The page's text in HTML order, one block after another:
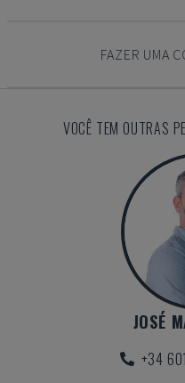
FAZER UMA
VOCÊ TEM OUTRAS
JOSÉ
+34